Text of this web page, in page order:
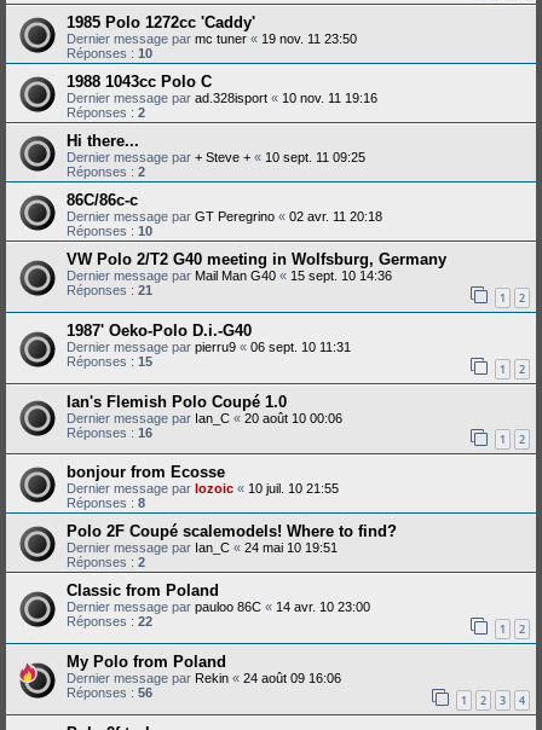
1985 Polo 1272cc 'Caddy'
Dernier message par mc tuner « 19 nov. 11 23:50
Réponses : 10
1988 1043cc Polo C
Dernier message par ad.328isport « 10 nov. 11 19:16
Réponses : 2
Hi there...
Dernier message par + Steve + « 10 sept. 11 09:25
Réponses : 2
86C/86c-c
Dernier message par GT Peregrino « 02 avr. 11 20:18
Réponses : 10
VW Polo 2/T2 G40 meeting in Wolfsburg, Germany
Dernier message par Mail Man G40 « 15 sept. 10 14:36
Réponses : 21 1 2
1987' Oeko-Polo D.i.-G40
Dernier message par pierru9 « 06 sept. 10 11:31
Réponses : 15 1 2
Ian's Flemish Polo Coupé 1.0
Dernier message par Ian_C « 20 août 10 00:06
Réponses : 16 1 2
bonjour from Ecosse
Dernier message par lozoic « 10 juil. 10 21:55
Réponses : 8
Polo 2F Coupé scalemodels! Where to find?
Dernier message par Ian_C « 24 mai 10 19:51
Réponses : 2
Classic from Poland
Dernier message par pauloo 86C « 14 avr. 10 23:00
Réponses : 22 1 2
My Polo from Poland
Dernier message par Rekin « 24 août 09 16:06
Réponses : 56 1 2 3 4